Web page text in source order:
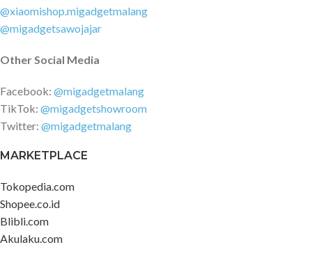
@xiaomishop.migadgetmalang
@migadgetsawojajar
Other Social Media
Facebook: @migadgetmalang
TikTok: @migadgetshowroom
Twitter: @migadgetmalang
MARKETPLACE
Tokopedia.com
Shopee.co.id
Blibli.com
Akulaku.com